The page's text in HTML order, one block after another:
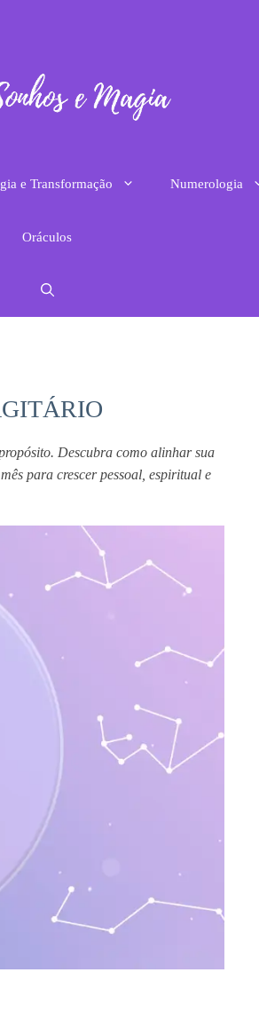
e Transformação Numerologia
Oráculos
Descubra como alinhar sua
para crescer pessoal, espiritual e